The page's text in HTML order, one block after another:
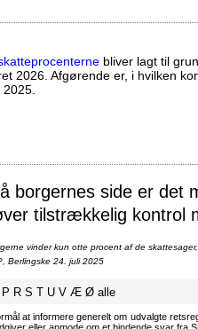
bliver lagt til
2026. Afgørende er, i hvilken
borgernes side er det
tilstrækkelig kontrol
vinder kun otte procent af de
Berlingske 24. juli 2025
P R S T U V Æ Ø alle
at informere generelt om udvalgte